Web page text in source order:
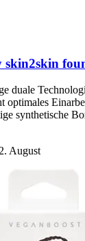
skin2skin
duale
optimales
synthetische
August